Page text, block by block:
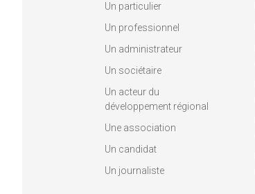
Un particulier
Un professionnel
Un administrateur
Un sociétaire
Un acteur du
développement régional
Une association
Un candidat
Un journaliste